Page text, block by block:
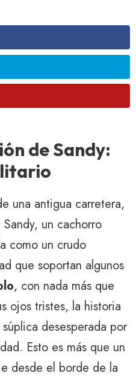
de Sandy:
una antigua carretera,
un cachorro
como un crudo
que soportan algunos
, con nada más que
ojos tristes, la historia
desesperada por
Esto es más que un
desde el borde de la